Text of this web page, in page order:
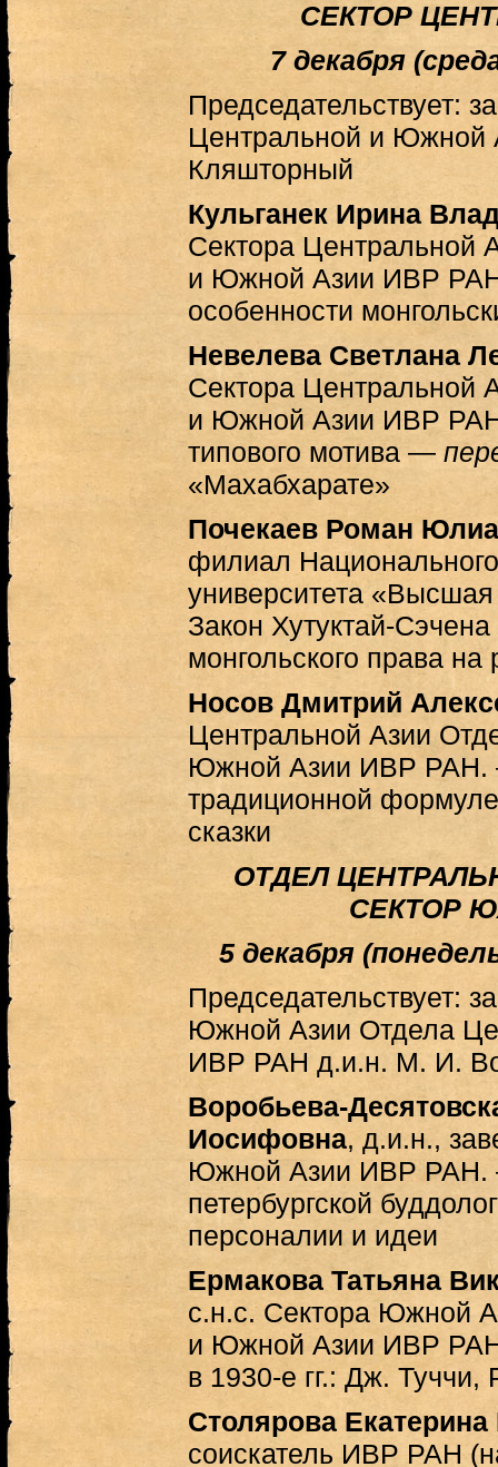
СЕКТОР
7 декабря
Председательствует:
Центральной и
Кляшторный
Кульганек Ирина
Сектора Центральной
и Южной Азии ИВР
особенности
Невелева Светлана
Сектора Центральной
и Южной Азии ИВР
типового мотива —
«Махабхарате»
Почекаев Роман
филиал
университета
Закон Хутуктай-
монгольского права
Носов Дмитрий
Центральной Азии
Южной Азии ИВР РАН.
традиционной
сказки
ОТДЕЛ
СЕКТОР
5 декабря
Председательствует:
Южной Азии Отдела
ИВР РАН д.и.н. М. И.
Воробьева-
Иосифовна, д.и.н.,
Южной Азии ИВР РАН.
петербургской
персоналии и идеи
Ермакова Татьяна
с.н.с. Сектора Южной
и Южной Азии ИВР
в 1930-е гг.: Дж. Туччи,
Столярова
соискатель ИВР РАН